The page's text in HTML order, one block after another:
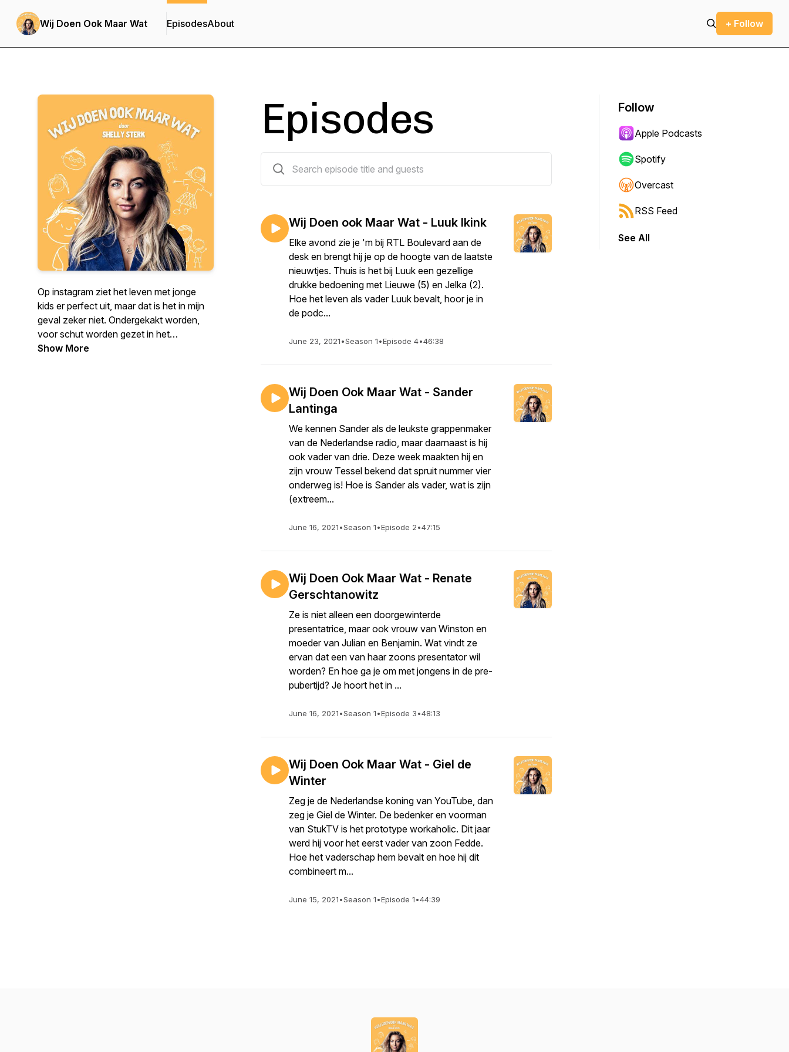
Wij Doen Ook Maar Wat EpisodesAbout + Follow
Op instagram ziet het leven met jonge
kids er perfect uit, maar dat is het in mijn
geval zeker niet. Ondergekakt worden,
voor schut worden gezet in het
openbaar, het overkomt mij natuurlijk
Show More
Episodes
Wij Doen ook Maar Wat - Luuk Ikink
Elke avond zie je 'm bij RTL Boulevard aan de
desk en brengt hij je op de hoogte van de laatste
nieuwtjes. Thuis is het bij Luuk een gezellige
drukke bedoening met Lieuwe (5) en Jelka (2).
Hoe het leven als vader Luuk bevalt, hoor je in
de podc...
June 23, 2021•Season 1•Episode 4•46:38
Wij Doen Ook Maar Wat - Sander
Lantinga
We kennen Sander als de leukste grappenmaker
van de Nederlandse radio, maar daarnaast is hij
ook vader van drie. Deze week maakten hij en
zijn vrouw Tessel bekend dat spruit nummer vier
onderweg is! Hoe is Sander als vader, wat is zijn
(extreem...
June 16, 2021•Season 1•Episode 2•47:15
Wij Doen Ook Maar Wat - Renate
Gerschtanowitz
Ze is niet alleen een doorgewinterde
presentatrice, maar ook vrouw van Winston en
moeder van Julian en Benjamin. Wat vindt ze
ervan dat een van haar zoons presentator wil
worden? En hoe ga je om met jongens in de pre-
pubertijd? Je hoort het in ...
June 16, 2021•Season 1•Episode 3•48:13
Wij Doen Ook Maar Wat - Giel de
Winter
Zeg je de Nederlandse koning van YouTube, dan
zeg je Giel de Winter. De bedenker en voorman
van StukTV is het prototype workaholic. Dit jaar
werd hij voor het eerst vader van zoon Fedde.
Hoe het vaderschap hem bevalt en hoe hij dit
combineert m...
June 15, 2021•Season 1•Episode 1•44:39
Follow
Apple Podcasts
Spotify
Overcast
RSS Feed
See All